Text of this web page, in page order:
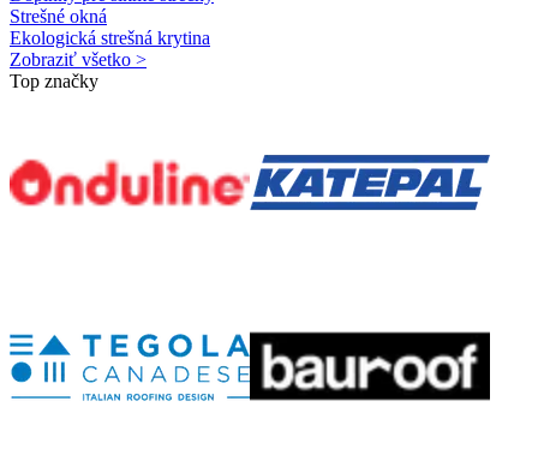
Strešné okná
Ekologická strešná krytina
Zobraziť všetko >
Top značky